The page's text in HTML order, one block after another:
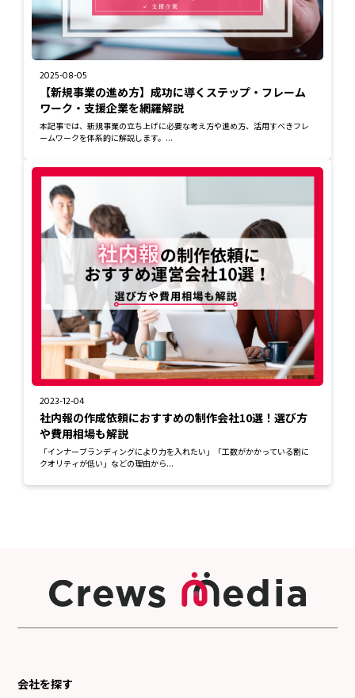
2025-08-05
【新規事業の進め方】成功に導くステップ・フレーム
ワーク・支援企業を網羅解説
本記事では、新規事業の立ち上げに必要な考え方や進め方、活用すべきフレ
ームワークを体系的に解説します。...
2023-12-04
社内報の作成依頼におすすめの制作会社10選！選び方
や費用相場も解説
「インナーブランディングにより力を入れたい」「工数がかかっている割に
クオリティが低い」などの理由から...
会社を探す